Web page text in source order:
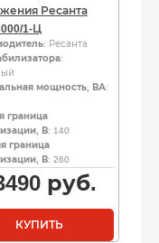
Ресанта
1-Ц
: Ресанта
:
мощность, ВА:
граница
В: 140
граница
В: 260
руб.
КУПИТЬ